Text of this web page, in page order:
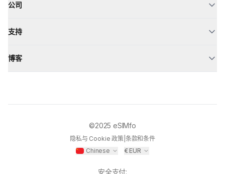
公司
支持
博客
©2025 eSIMfo
隐私与 Cookie 政策| 条款和条件
Chinese
€EUR
安全支付: